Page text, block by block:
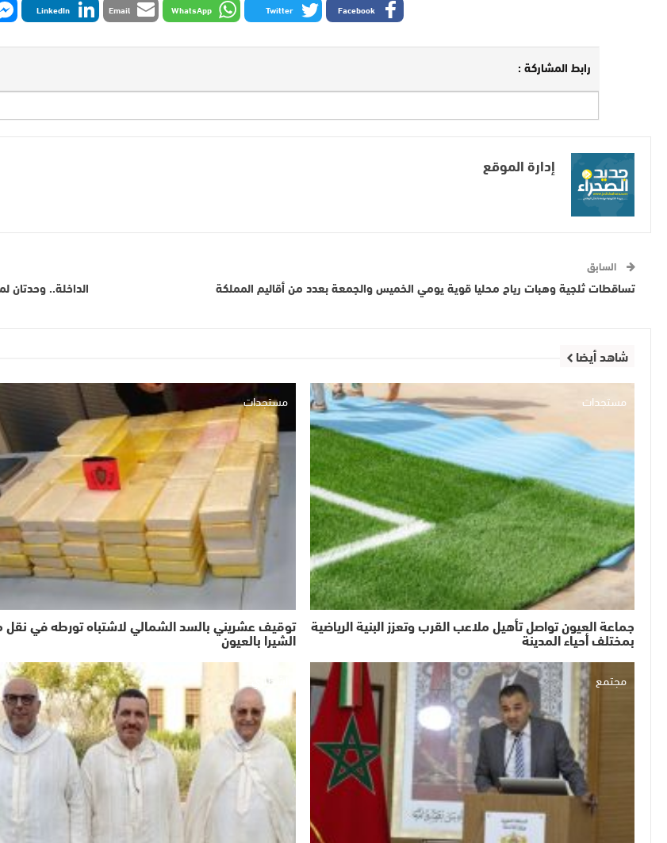
Facebook
Twitter
WhatsApp
Email
LinkedIn
رابط المشاركة :
إدارة الموقع
السابق
تساقطات ثلجية وهبات رياح محليا قوية يومي الخميس والجمعة بعدد من أقاليم المملكة
شاهد أيضا
مستجدات
جماعة العيون تواصل تأهيل ملاعب القرب وتعزز البنية الرياضية
بمختلف أحياء المدينة
مستجدات
توقيف عشريني بالسد الشمالي لاشتباه تورطه في نقل
الشيرا بالعيون
مجتمع اشطاري